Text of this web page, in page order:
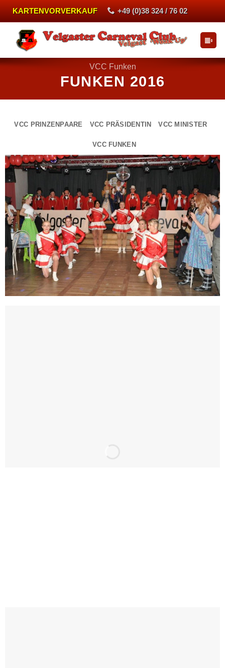
springen
KARTENVORVERKAUF +49 (0)38 324 / 76 02
VCC Funken
FUNKEN 2016
VCC PRINZENPAARE VCC PRÄSIDENTIN VCC MINISTER
VCC FUNKEN